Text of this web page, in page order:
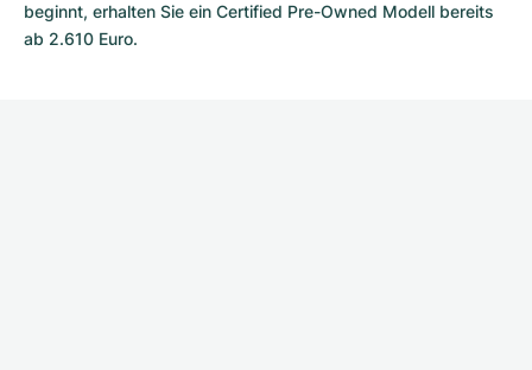
beginnt, erhalten Sie ein Certified Pre-Owned Modell bereits
ab 2.610 Euro.